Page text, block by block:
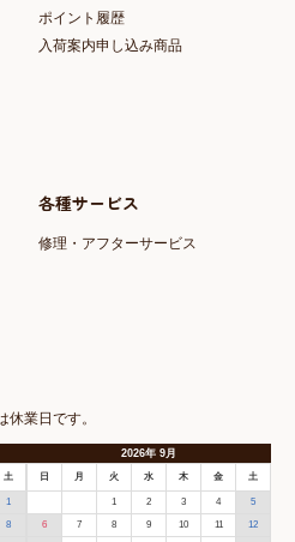
ポイント履歴
入荷案内申し込み商品
各種サービス
修理・アフターサービス
業日です。
土
1
8
2026年9月
日 月 火 水 木 金 土
1 2 3 4 5
6 7 8 9 10 11 12